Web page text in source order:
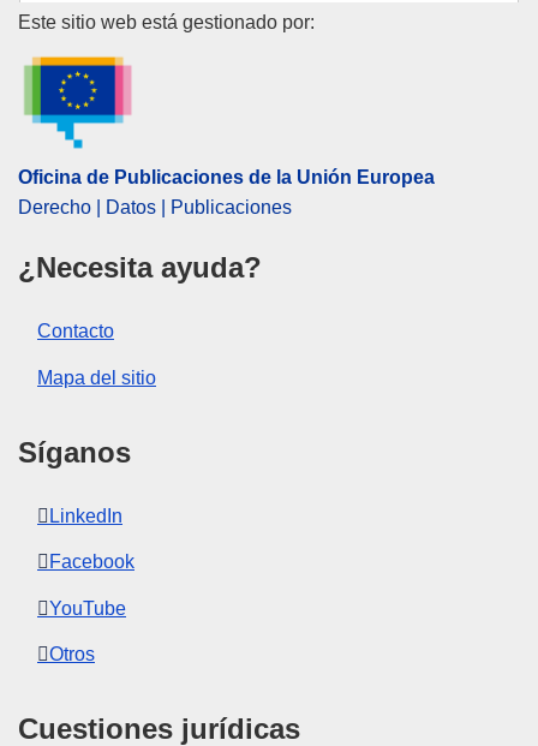
General de Comercio y Seguridad Económica
Tema:
importación (UE)
ELI : C/2024/6156/oj
IMMC : C(2024)7088/3655394
Oficina de Publicaciones de la
Este sitio web está gestionado por:
Oficina de Publicaciones de la Unión Europea
Derecho | Datos | Publicaciones
¿Necesita ayuda?
Contacto
Mapa del sitio
Síganos
LinkedIn
Facebook
YouTube
Otros
Cuestiones jurídicas